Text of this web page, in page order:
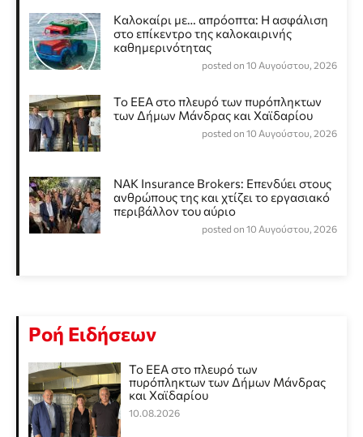
Καλοκαίρι με… απρόοπτα: Η ασφάλιση
στο επίκεντρο της καλοκαιρινής
καθημερινότητας
posted on 10 Αυγούστου, 2026
Το ΕΕΑ στο πλευρό των πυρόπληκτων
των Δήμων Μάνδρας και Χαϊδαρίου
posted on 10 Αυγούστου, 2026
NAK Insurance Brokers: Επενδύει στους
ανθρώπους της και χτίζει το εργασιακό
περιβάλλον του αύριο
posted on 10 Αυγούστου, 2026
Ροή Ειδήσεων
Το ΕΕΑ στο πλευρό των
πυρόπληκτων των Δήμων Μάνδρας
και Χαϊδαρίου
10.08.2026